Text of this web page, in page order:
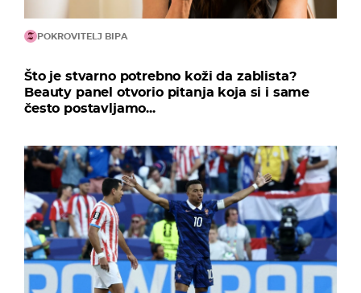
POKROVITELJ BIPA
Što je stvarno potrebno koži da zablista?
Beauty panel otvorio pitanja koja si i same
često postavljamo...